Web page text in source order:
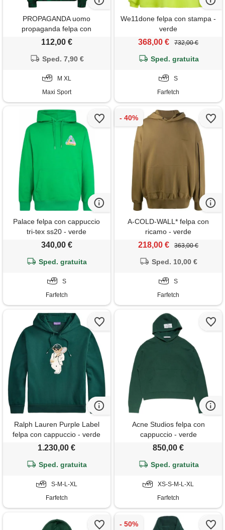
PROPAGANDA uomo
propaganda felpa con
cappuccio terminator tie dye
112,00 €
Sped. 7,90 €
M XL
Maxi Sport
We11done felpa con stampa -
verde
368,00 € 732,00 €
Sped. gratuita
S
Farfetch
Palace felpa con cappuccio
tri-tex ss20 - verde
340,00 €
Sped. gratuita
S
Farfetch
A-COLD-WALL* felpa con
ricamo - verde
218,00 € 363,00 €
Sped. 10,00 €
S
Farfetch
Ralph Lauren Purple Label
felpa con cappuccio - verde
1.230,00 €
Sped. gratuita
S-M-L-XL
Farfetch
Acne Studios felpa con
cappuccio - verde
850,00 €
Sped. gratuita
XS-S-M-L-XL
Farfetch